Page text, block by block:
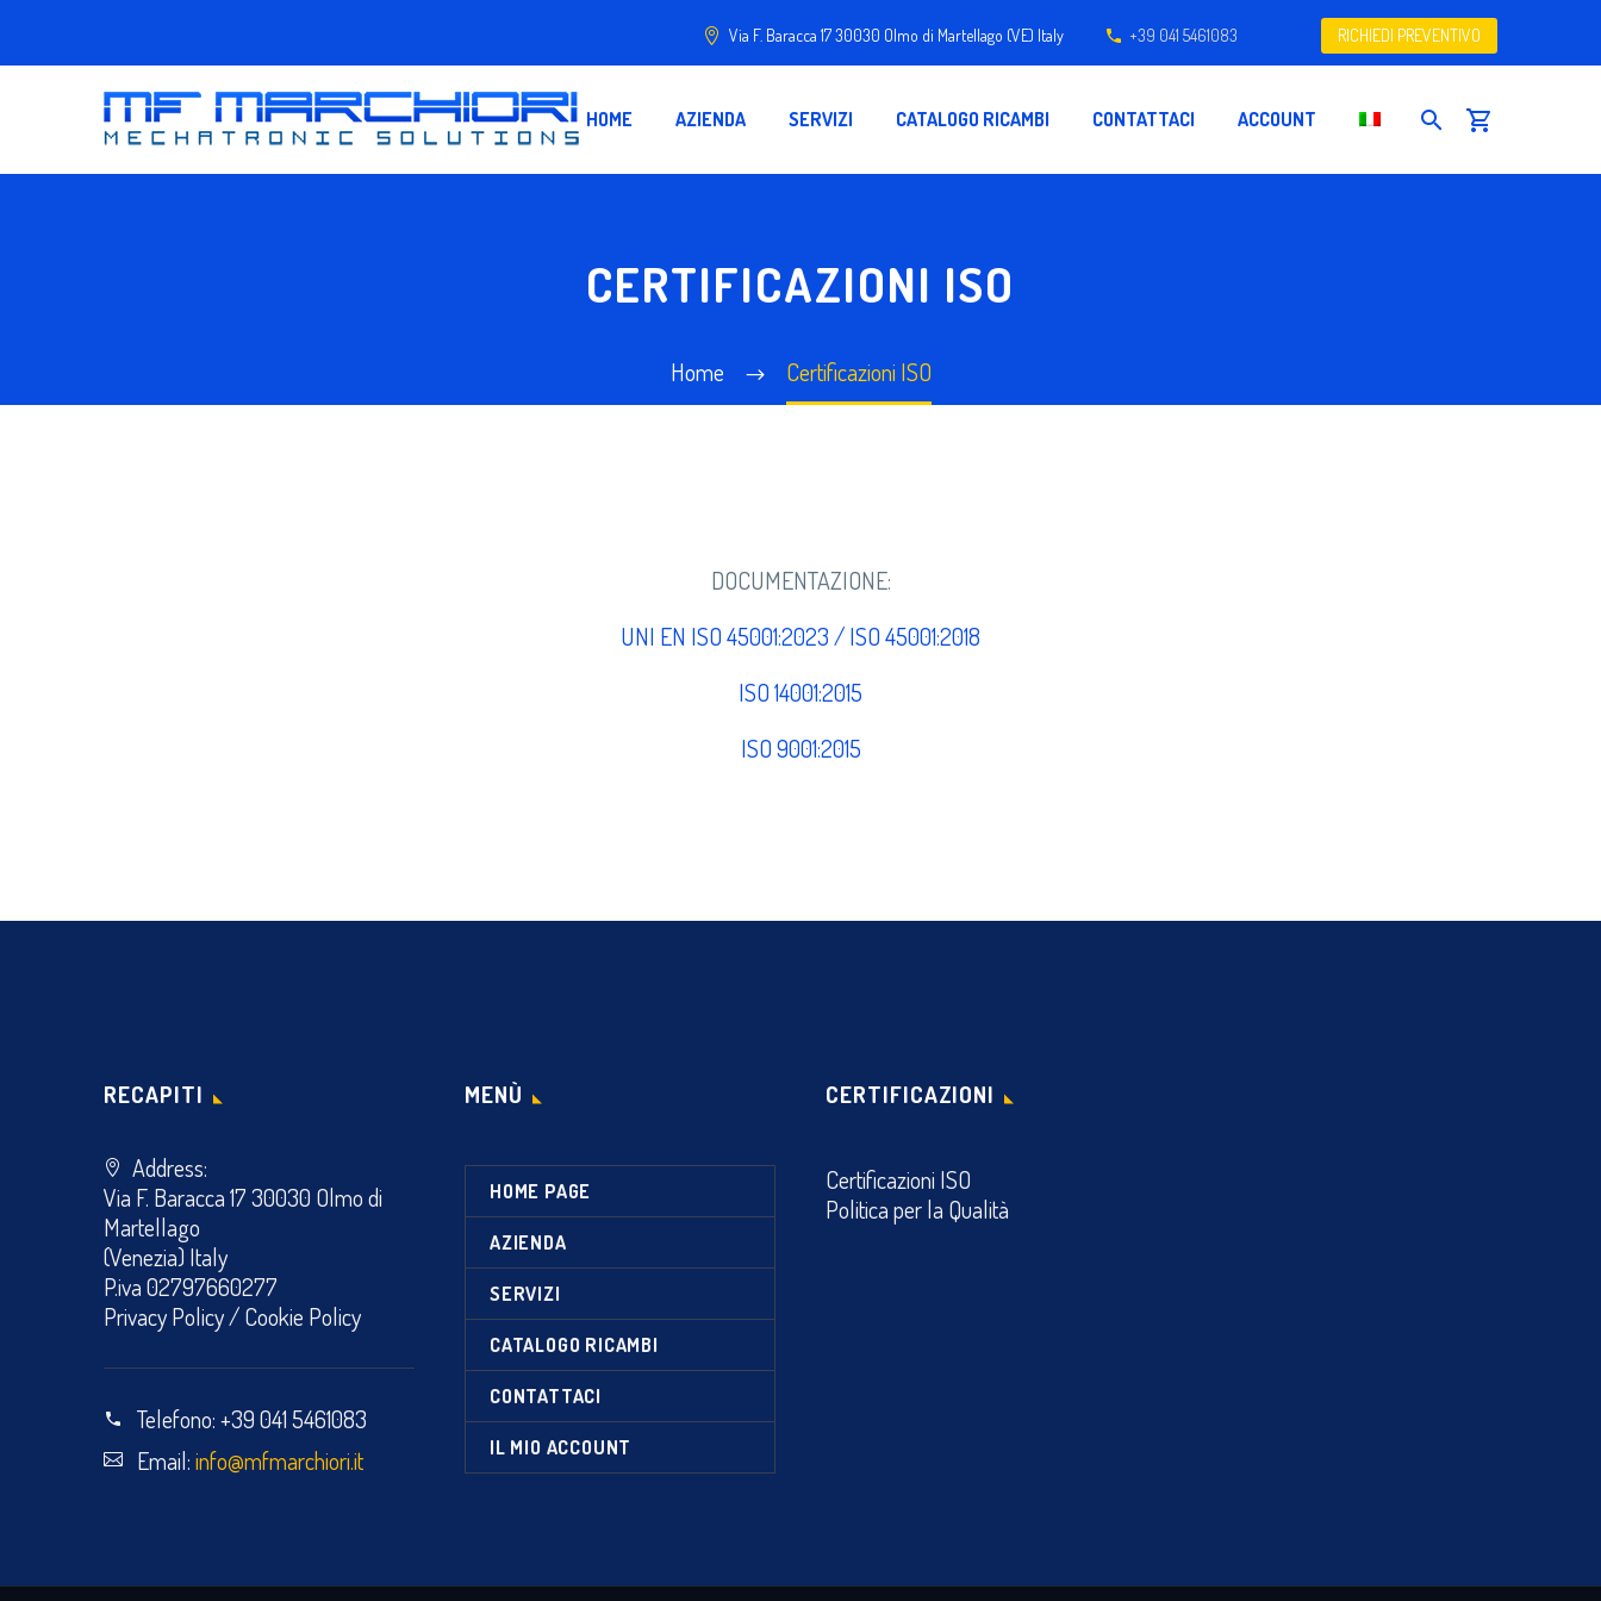
Via F. Baracca 17 30030 Olmo di Martellago (VE) Italy +39 041 5461083 RICHIEDI PREVENTIVO
HOME AZIENDA SERVIZI CATALOGO RICAMBI CONTATTACI ACCOUNT
CERTIFICAZIONI ISO
Home Certificazioni ISO
DOCUMENTAZIONE:
UNI EN ISO 45001:2023 / ISO 45001:2018
ISO 14001:2015
ISO 9001:2015
RECAPITI
Address:
Via F. Baracca 17 30030 Olmo di
Martellago
(Venezia) Italy
P.iva 02797660277
Privacy Policy/Cookie Policy
Telefono:+39 041 5461083
Email:info@mfmarchiori.it
MENÙ
HOME PAGE
AZIENDA
SERVIZI
CATALOGO RICAMBI
CONTATTACI
IL MIO ACCOUNT
CERTIFICAZIONI
Certificazioni ISO
Politica per la Qualità